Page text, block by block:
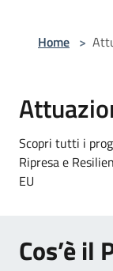
Home >
Scopri tutti i
Ripresa e
EU
Cos’è il